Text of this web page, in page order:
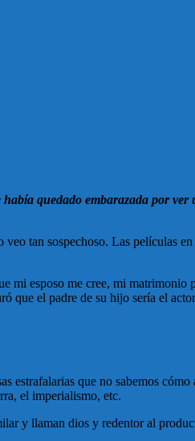
quedado embarazada por
tan sospechoso. Las películas
esposo me cree, mi
que el padre de su hijo sería el
que no sabemos cómo
el imperialismo, etc.
y llaman dios y redentor al